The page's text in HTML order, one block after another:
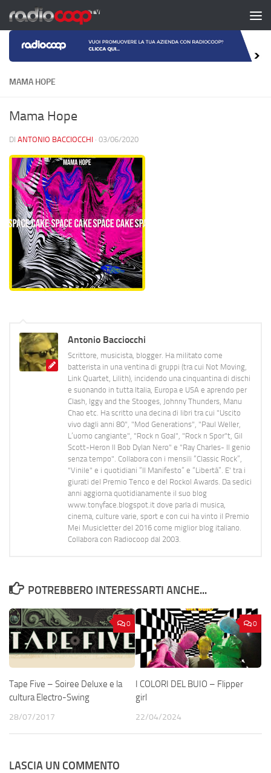
Salta al contenuto
MAMA HOPE
Mama Hope
DI ANTONIO BACCIOCCHI · 03/06/2020
Antonio Bacciocchi
Scrittore, musicista, blogger. Ha militato come
batterista in una ventina di gruppi (tra cui Not Moving,
Link Quartet, Lilith), incidendo una cinquantina di dischi
e suonando in tutta Italia, Europa e USA e aprendo per
Clash, Iggy and the Stooges, Johnny Thunders, Manu
Chao etc. Ha scritto una decina di libri tra cui "Uscito
vivo dagli anni 80", "Mod Generations", "Paul Weller,
L’uomo cangiante", "Rock n Goal", "Rock n Spor"t, Gil
Scott-Heron Il Bob Dylan Nero" e "Ray Charles- Il genio
senza tempo". Collabora con i mensili “Classic Rock”,
"Vinile" e i quotidiani “Il Manifesto” e “Libertà”. E' tra i
giurati del Premio Tenco e del Rockol Awards. Da sedici
anni aggiorna quotidianamente il suo blog
www.tonyface.blogspot.it dove parla di musica,
cinema, culture varie, sport e con cui ha vinto il Premio
Mei Musicletter del 2016 come miglior blog italiano.
Collabora con Radiocoop dal 2003.
POTREBBERO INTERESSARTI ANCHE...
0
Tape Five – Soiree Deluxe e la
cultura Electro-Swing
28/07/2017
0
I COLORI DEL BUIO – Flipper
girl
22/04/2024
LASCIA UN COMMENTO